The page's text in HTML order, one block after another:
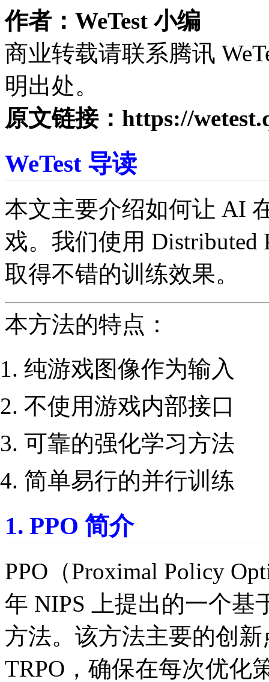
作者：WeTest 小编
商业转载请联系腾讯
明出处。
原文链接： https://
WeTest 导读
本文主要介绍如何让 AI
戏。我们使用
取得不错的训练效果。
本方法的特点：
纯游戏图像作为输入
不使用游戏内部接口
可靠的强化学习方法
简单易行的并行训练
1. PPO 简介
PPO（Proximal Policy
年 NIPS 上提出的一个基
方法。该方法主要的创
TRPO，确保在每次优化